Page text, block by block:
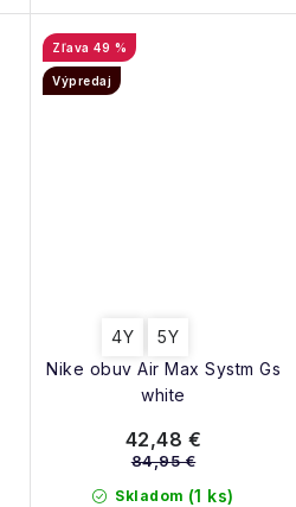
Nike obuv Air Max Systm Gs
white
49 %
Výpredaj
4Y 5Y
Skladom (1 ks)
42,48 €
84,95 €